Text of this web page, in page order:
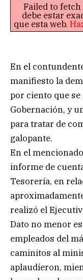
Failed to
debe estar
que esta web.
En el
manifiesto la
por ciento que se
Gobernación, y
para tratar de
galopante.
En el
informe de
Tesorería, en
realizó el
Dato no menor
empleados del
caminitos al
aplaudíeron,